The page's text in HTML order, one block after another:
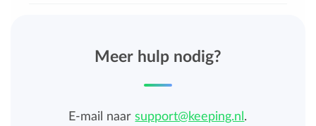
Meer hulp nodig?
E-mail naarsupport@keeping.nl .